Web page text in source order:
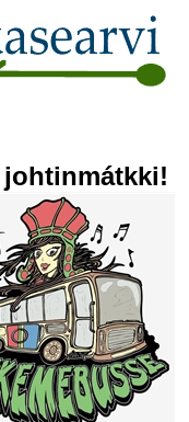
johtinmátkki!